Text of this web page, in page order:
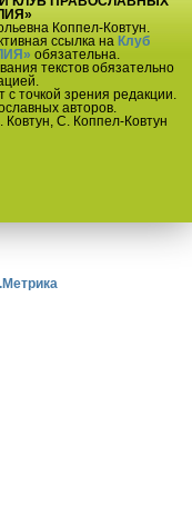
Коппел-Ковтун.
ссылка на Клуб
обязательна.
текстов обязательно
точкой зрения редакции.
авторов.
Ковтун, С. Коппел-Ковтун